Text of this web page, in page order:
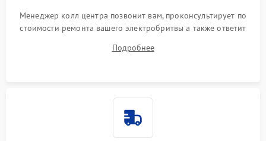
Менеджер колл центра позвонит вам, проконсультирует по
стоимости ремонта вашего электробритвы а также ответит
Подробнее